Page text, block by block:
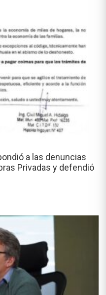
a las denuncias
Privadas y defendió